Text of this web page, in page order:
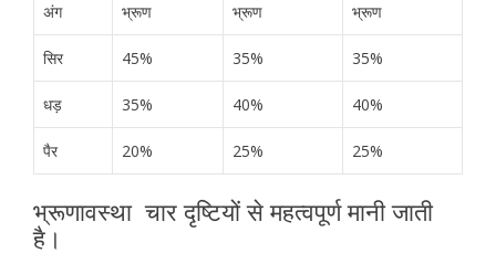
अंग
भ्रूण
भ्रूण
भ्रूण
सिर 45% 35% 35%
धड़ 35% 40% 40%
पैर 20% 25% 25%
भ्रूणावस्था चार दृष्टियों से महत्वपूर्ण मानी जाती
है।